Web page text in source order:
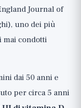
Journal of
uno dei più
mai condotti
dai 50 anni e
per circa 5 anni